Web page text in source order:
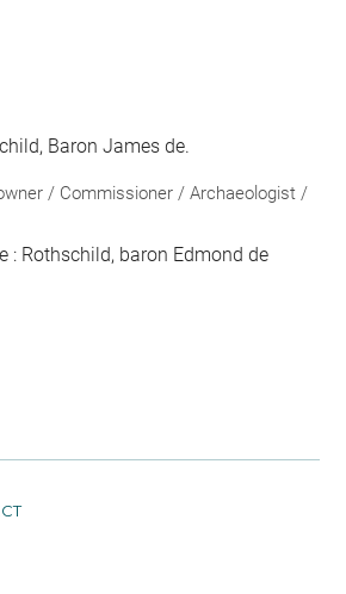
Baron James de.
/ Commissioner / Archaeologist /
: Rothschild, baron Edmond de